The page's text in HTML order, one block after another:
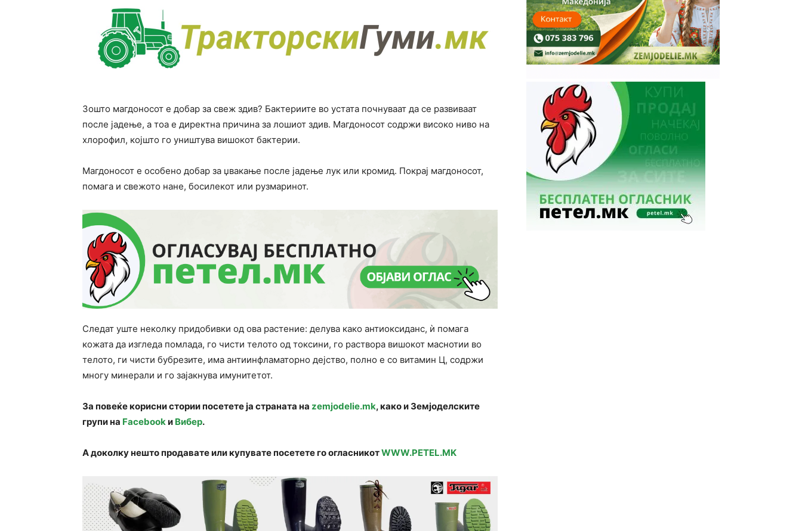
Зошто магдоносот е добар за свеж здив? Бактериите во устата почнуваат да се развиваат
после јадење, а тоа е директна причина за лошиот здив. Магдоносот содржи високо ниво на
хлорофил, којшто го уништува вишокот бактерии.
Магдоносот е особено добар за џвакање после јадење лук или кромид. Покрај магдоносот,
помага и свежото нане, босилекот или рузмаринот.
Следат уште неколку придобивки од ова растение: делува како антиоксиданс, ѝ помага
кожата да изгледа помлада, го чисти телото од токсини, го раствора вишокот маснотии во
телото, ги чисти бубрезите, има антиинфламаторно дејство, полно е со витамин Ц, содржи
многу минерали и го зајакнува имунитетот.
За повеќе корисни стории посетете ја страната на zemjodelie.mk, како и Земјоделските
групи на Facebookи Вибер.
А доколку нешто продавате или купувате посетете го огласникотWWW.PETEL.MK